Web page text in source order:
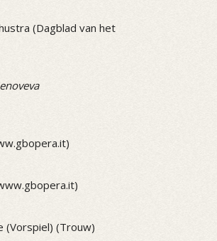
(Dagblad van het
(Vorspiel) (Trouw)